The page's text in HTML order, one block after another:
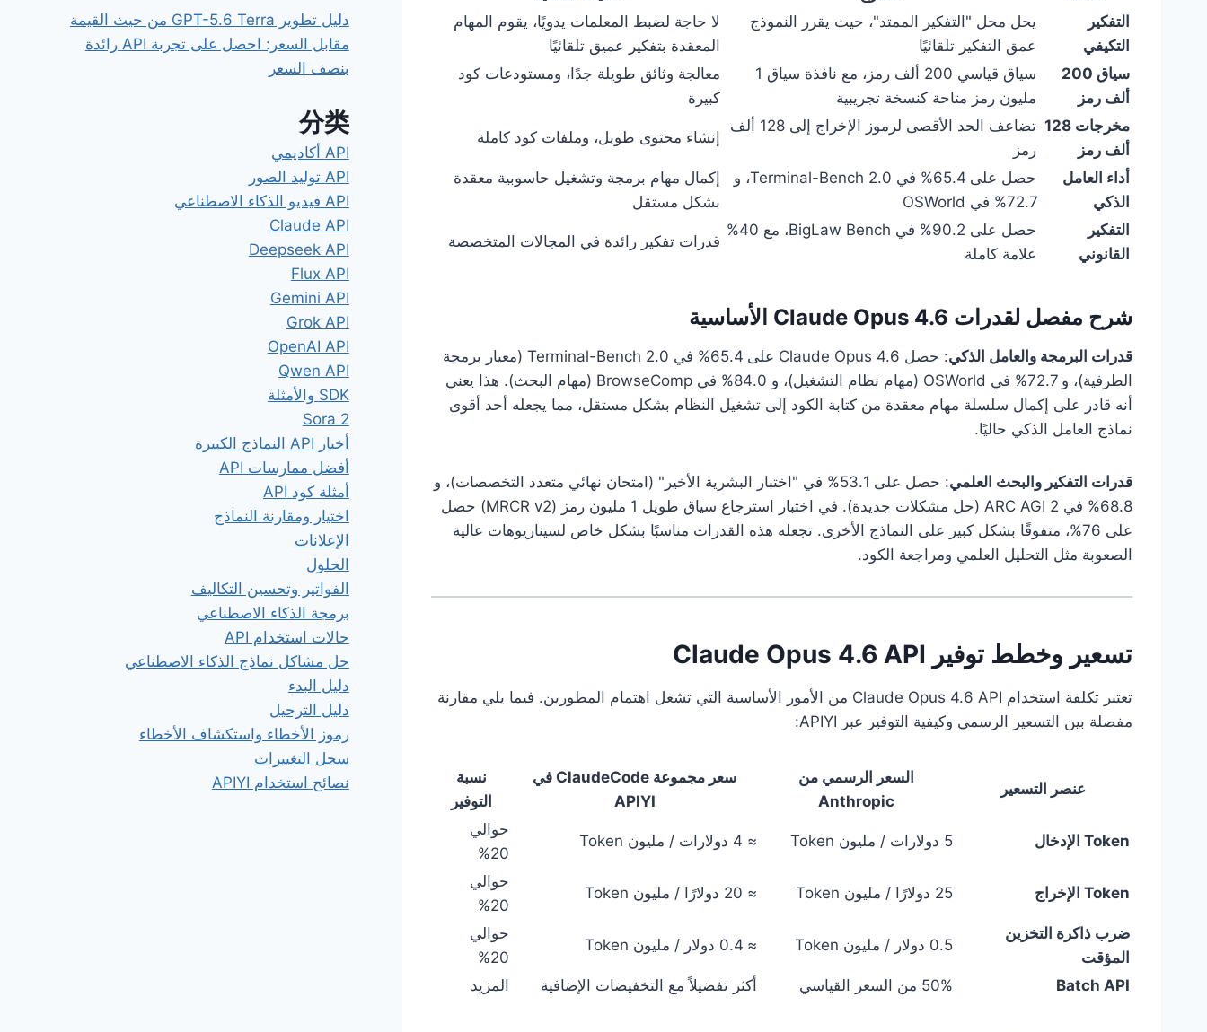
التفكير
التكيفي
يحل محل "التفكير الممتد"، حيث يقرر النموذج
عمق التفكير تلقائيًا
لا حاجة لضبط المعلمات يدويًا، يقوم المهام
المعقدة بتفكير عميق تلقائيًا
سياق 200
ألف رمز
سياق قياسي 200 ألف رمز، مع نافذة سياق 1
مليون رمز متاحة كنسخة تجريبية
معالجة وثائق طويلة جدًا، ومستودعات كود
كبيرة
مخرجات 128
ألف رمز
تضاعف الحد الأقصى لرموز الإخراج إلى 128 ألف
رمز
إنشاء محتوى طويل، وملفات كود كاملة
أداء العامل
الذكي
حصل على 65.4% في Terminal-Bench 2.0، و
72.7% في OSWorld
إكمال مهام برمجة وتشغيل حاسوبية معقدة
بشكل مستقل
التفكير
القانوني
حصل على 90.2% في BigLaw Bench، مع 40%
علامة كاملة
قدرات تفكير رائدة في المجالات المتخصصة
شرح مفصل لقدرات Claude Opus 4.6 الأساسية
قدرات البرمجة والعامل الذكي
: حصل Claude Opus 4.6 على 65.4% في Terminal-Bench 2.0 (معيار برمجة
الطرفية)، و 72.7% في OSWorld (مهام نظام التشغيل)، و 84.0% في BrowseComp (مهام البحث). هذا يعني
أنه قادر على إكمال سلسلة مهام معقدة من كتابة الكود إلى تشغيل النظام بشكل مستقل، مما يجعله أحد أقوى
نماذج العامل الذكي حاليًا.
قدرات التفكير والبحث العلمي
: حصل على 53.1% في "اختبار البشرية الأخير" (امتحان نهائي متعدد التخصصات)، و
68.8% في ARC AGI 2 (حل مشكلات جديدة). في اختبار استرجاع سياق طويل 1 مليون رمز (MRCR v2) حصل
على 76%، متفوقًا بشكل كبير على النماذج الأخرى. تجعله هذه القدرات مناسبًا بشكل خاص لسيناريوهات عالية
الصعوبة مثل التحليل العلمي ومراجعة الكود.
تسعير وخطط توفير Claude Opus 4.6 API
تعتبر تكلفة استخدام Claude Opus 4.6 API من الأمور الأساسية التي تشغل اهتمام المطورين. فيما يلي مقارنة
مفصلة بين التسعير الرسمي وكيفية التوفير عبر APIYI:
عنصر التسعير
السعر الرسمي من
Anthropic
سعر مجموعة ClaudeCode في
APIYI
نسبة
التوفير
Token الإدخال 5 دولارات / مليون Token ≈ 4 دولارات / مليون Token
حوالي
20%
Token الإخراج 25 دولارًا / مليون Token ≈ 20 دولارًا / مليون Token
حوالي
20%
ضرب ذاكرة التخزين
المؤقت
0.5 دولار / مليون Token ≈ 0.4 دولار / مليون Token
حوالي
20%
Batch API
50% من السعر القياسي أكثر تفضيلاً مع التخفيضات الإضافية المزيد
دليل تطوير GPT-5.6 Terra من حيث القيمة
مقابل السعر: احصل على تجربة API رائدة
بنصف السعر
分类
API أكاديمي
API توليد الصور
API فيديو الذكاء الاصطناعي
Claude API
Deepseek API
Flux API
Gemini API
Grok API
OpenAI API
Qwen API
SDK والأمثلة
Sora 2
أخبار API النماذج الكبيرة
أفضل ممارسات API
أمثلة كود API
اختيار ومقارنة النماذج
الإعلانات
الحلول
الفواتير وتحسين التكاليف
برمجة الذكاء الاصطناعي
حالات استخدام API
حل مشاكل نماذج الذكاء الاصطناعي
دليل البدء
دليل الترحيل
رموز الأخطاء واستكشاف الأخطاء
سجل التغييرات
نصائح استخدام APIYI